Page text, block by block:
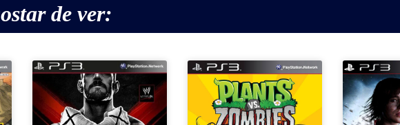
de ver: